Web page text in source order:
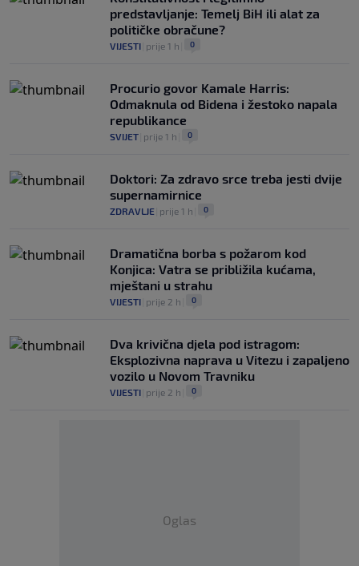
predstavljanje: Temelj BiH ili alat za
političke obračune?
VIJESTI prije 1 h 0
Procurio govor Kamale Harris:
Odmaknula od Bidena i žestoko napala
republikance
SVIJET prije 1 h 0
Doktori: Za zdravo srce treba jesti dvije
supernamirnice
ZDRAVLJE prije 1 h 0
Dramatična borba s požarom kod
Konjica: Vatra se približila kućama,
mještani u strahu
VIJESTI prije 2 h 0
Dva krivična djela pod istragom:
Eksplozivna naprava u Vitezu i zapaljeno
vozilo u Novom Travniku
VIJESTI prije 2 h 0
Oglas